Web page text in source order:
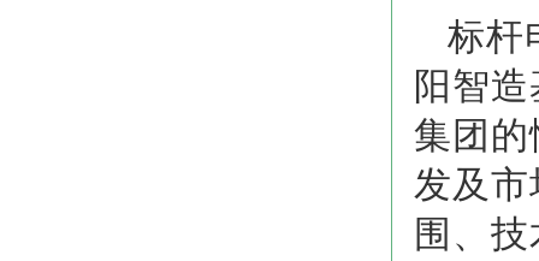
标杆
阳智
集团
发及
围、